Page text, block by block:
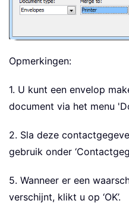
Opmerkingen:
1. U kunt een envelop
document via het menu
2. Sla deze
gebruik onder
5. Wanneer er een
verschijnt, klikt u op ‘OK’.